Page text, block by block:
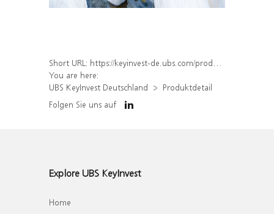
Short URL: https://keyinvest-de.ubs.com/produkt/detail/index/isin/DE000WA4PGV4
You are here:
UBS KeyInvest Deutschland
Produktdetail
Folgen Sie uns auf
Explore UBS KeyInvest
Home